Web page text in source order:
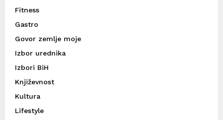
Fitness
Gastro
Govor zemlje moje
Izbor urednika
Izbori BiH
Književnost
Kultura
Lifestyle